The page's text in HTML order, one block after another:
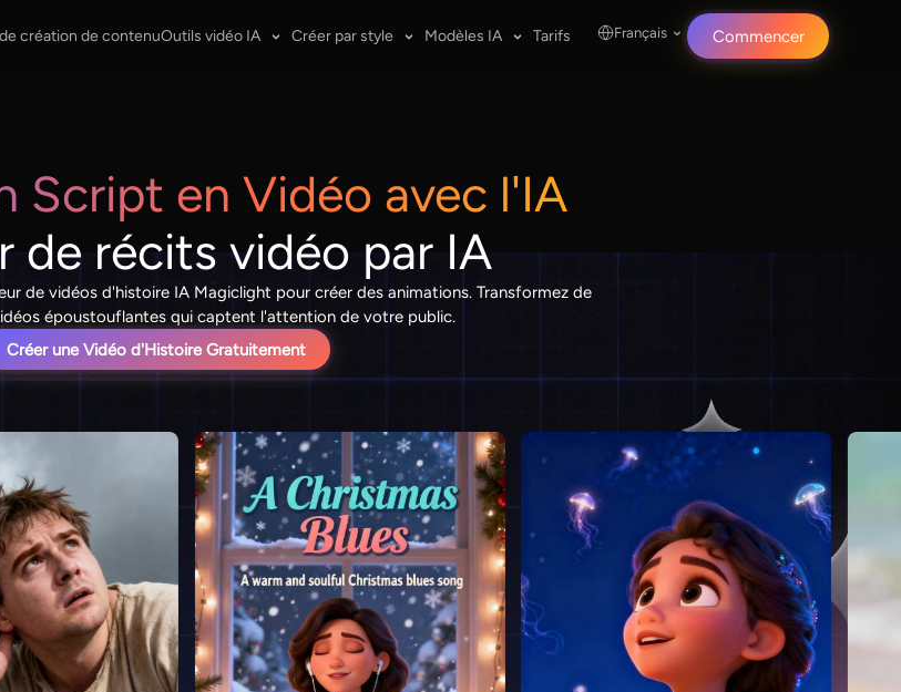
création de contenuOutils vidéo IA Créer par style Modèles IA Tarifs Français Commencer
Script en Vidéo avec l'IA
de récits vidéo par IA
de vidéos d'histoire IA Magiclight pour créer des animations. Transformez de
époustouflantes qui captent l'attention de votre public.
Créer une Vidéo d'Histoire Gratuitement